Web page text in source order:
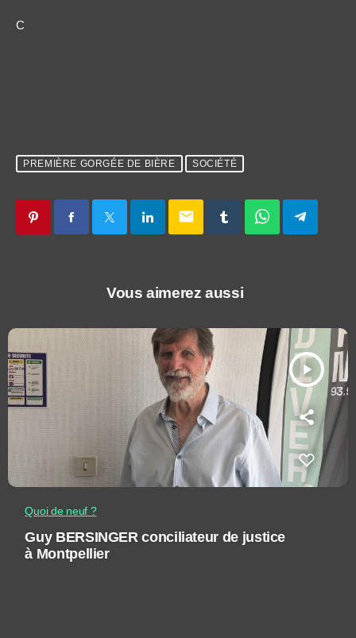
C
PREMIÈRE GORGÉE DE BIÈRE SOCIÉTÉ
email
Vous aimerez aussi
play_arrow
Quoi de neuf ?
Guy BERSINGER conciliateur de justice
à Montpellier